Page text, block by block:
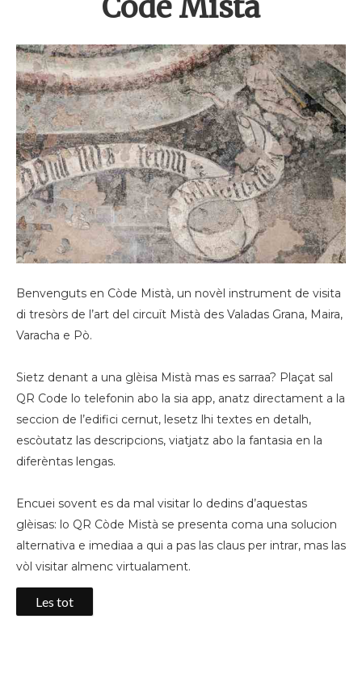
Còde Mistà
Benvenguts en Còde Mistà, un novèl instrument de visita
di tresòrs de l’art del circuït Mistà des Valadas Grana, Maira,
Varacha e Pò.
Sietz denant a una glèisa Mistà mas es sarraa? Plaçat sal
QR Code lo telefonin abo la sia app, anatz directament a la
seccion de l’edifici cernut, lesetz lhi textes en detalh,
escòutatz las descripcions, viatjatz abo la fantasia en la
diferèntas lengas.
Encuei sovent es da mal visitar lo dedins d’aquestas
glèisas: lo QR Còde Mistà se presenta coma una solucion
alternativa e imediaa a qui a pas las claus per intrar, mas las
vòl visitar almenc virtualament.
Les tot